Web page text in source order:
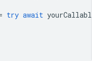
try await